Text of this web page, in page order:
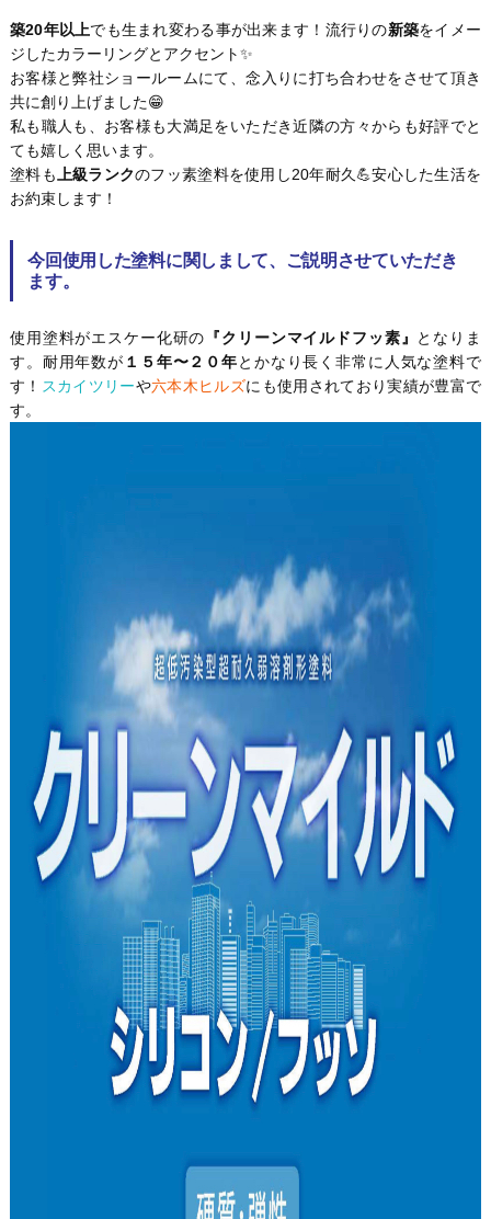
築20年以上でも生まれ変わる事が出来ます！流行りの新築をイメー
ジしたカラーリングとアクセント✨
お客様と弊社ショールームにて、念入りに打ち合わせをさせて頂き
共に創り上げました😁
私も職人も、お客様も大満足をいただき近隣の方々からも好評でと
ても嬉しく思います。
塗料も
上級ランクのフッ素塗料を使用し20年耐久💪安心した生活を
お約束します！
今回使用した塗料に関しまして、ご説明させていただき
ます。
使用塗料がエスケー化研の 『クリーンマイルドフッ素』 となりま
す。耐用年数が １５年〜２０年とかなり長く非常に人気な塗料で
す！ スカイツリーや六本木ヒルズにも使用されており実績が豊富で
す。